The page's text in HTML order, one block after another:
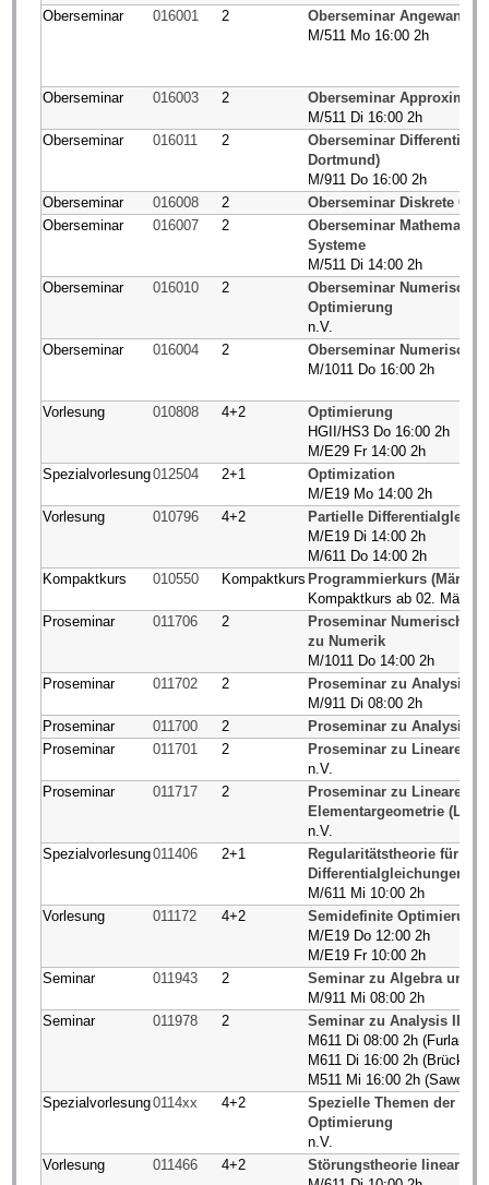
Oberseminar 016001 2
Oberseminar Angewandte
M/511 Mo 16:00 2h
Oberseminar 016003 2
Oberseminar
M/511 Di 16:00 2h
Oberseminar
016011 2
Oberseminar
Dortmund)
M/911 Do 16:00 2h
Oberseminar
016008 2
Oberseminar Diskrete
Oberseminar
016007 2
Oberseminar
Systeme
M/511 Di 14:00 2h
Oberseminar
016010 2
Oberseminar Numerische
Optimierung
n.V.
Oberseminar
016004 2
Oberseminar Numerische
M/1011 Do 16:00 2h
Vorlesung 010808 4+2
Optimierung
HGII/HS3 Do 16:00 2h
M/E29 Fr 14:00 2h
Spezialvorlesung012504 2+1
Optimization
M/E19 Mo 14:00 2h
Vorlesung
010796 4+2
Partielle
M/E19 Di 14:00 2h
M/611 Do 14:00 2h
Kompaktkurs
010550 Kompaktkurs Programmierkurs (März
Kompaktkurs ab 02. März
Proseminar
011706 2
Proseminar Numerische
zu Numerik
M/1011 Do 14:00 2h
Proseminar
011702 2
Proseminar zu Analysis I/
M/911 Di 08:00 2h
Proseminar
011700 2
Proseminar zu Analysis III
Proseminar
011701 2
Proseminar zu Lineare
n.V.
Proseminar
011717 2
Proseminar zu Lineare
Elementargeometrie
n.V.
Spezialvorlesung011406 2+1
Regularitätstheorie für
Differentialgleichungen
M/611 Mi 10:00 2h
Vorlesung
011172 4+2
Semidefinite Optimierung
M/E19 Do 12:00 2h
M/E19 Fr 10:00 2h
Seminar
011943 2
Seminar zu Algebra und
M/911 Mi 08:00 2h
Seminar
011978 2
Seminar zu Analysis III
M611 Di 08:00 2h (Furlan)
M611 Di 16:00 2h (Brück)
M511 Mi 16:00 2h
Spezialvorlesung0114xx 4+2
Spezielle Themen der
Optimierung
n.V.
Vorlesung
011466 4+2
Störungstheorie linearer